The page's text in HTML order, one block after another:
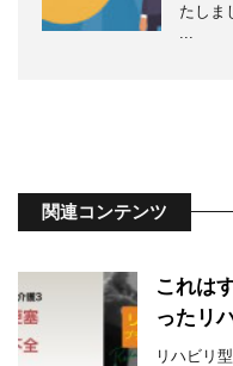
たしま
関連コンテンツ
これは
ったリ
リハビリ